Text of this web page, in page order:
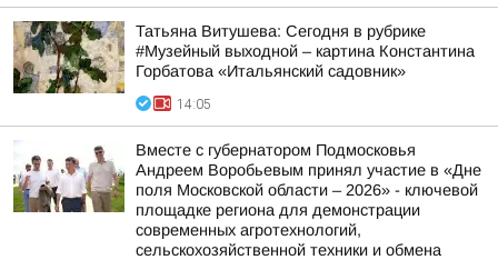
Татьяна Витушева: Сегодня в рубрике
#Музейный выходной – картина Константина
Горбатова «Итальянский садовник»
14:05
Вместе с губернатором Подмосковья
Андреем Воробьевым принял участие в «Дне
поля Московской области – 2026» - ключевой
площадке региона для демонстрации
современных агротехнологий,
сельскохозяйственной техники и обмена